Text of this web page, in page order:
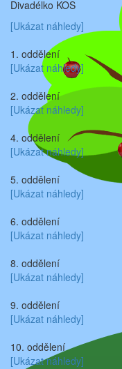
Divadélko KOS
[Ukázat náhledy]
1. oddělení
[Ukázat náhledy]
2. oddělení
[Ukázat náhledy]
4. oddělení
[Ukázat náhledy]
5. oddělení
[Ukázat náhledy]
6. oddělení
[Ukázat náhledy]
8. oddělení
[Ukázat náhledy]
9. oddělení
[Ukázat náhledy]
10. oddělení
[Ukázat náhledy]